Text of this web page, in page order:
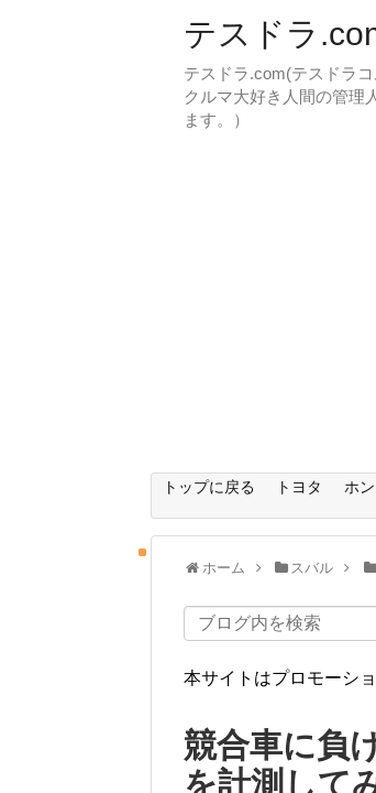
テスドラ
テスドラ.com(テスドラ
クルマ大好き人間の管理
ます。）
トップに戻る トヨタ ホ
ホーム スバル
本サイトはプロモーシ
競合車に負
を計測して